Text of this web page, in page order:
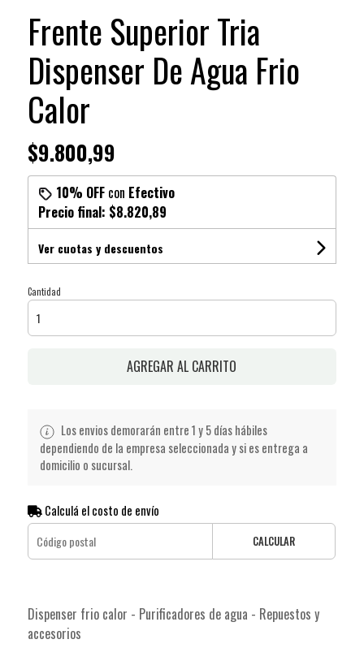
Frente Superior Tria
Dispenser De Agua Frio
Calor
$9.800,99
10% OFFcon Efectivo
Precio final: $8.820,89
Ver cuotas y descuentos
Cantidad
AGREGAR AL CARRITO
Los envios demorarán entre 1 y 5 días hábiles
dependiendo de la empresa seleccionada y si es entrega a
domicilio o sucursal.
Calculá el costo de envío
CALCULAR
Dispenser frio calor - Purificadores de agua - Repuestos y
accesorios